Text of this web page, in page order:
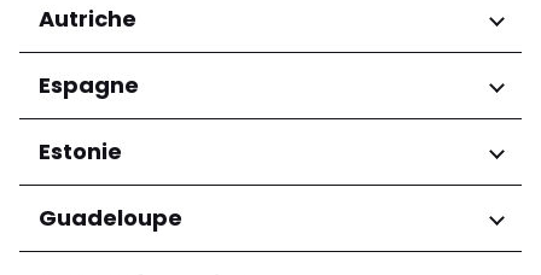
Régions
Préfecture de Tirana
Autriche
Régions
Niederösterreich
Salzburg
Wien
Espagne
Régions
Andalucía
Estonie
Régions
Harju maakond
Guadeloupe